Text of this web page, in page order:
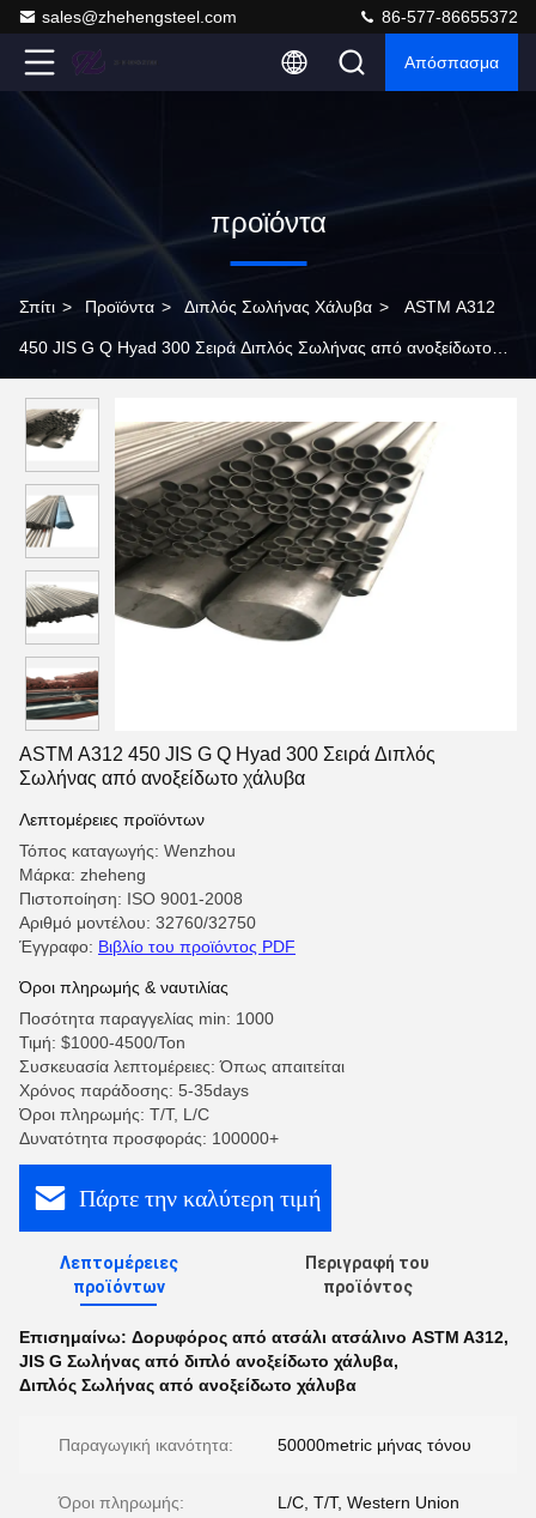
sales@zhehengsteel.com 86-577-86655372
Απόσπασμα
προϊόντα
Σπίτι > Προϊόντα > Διπλός Σωλήνας Χάλυβα > ASTM A312
450 JIS G Q Hyad 300 Σειρά Διπλός Σωλήνας από ανοξείδωτο
ASTM A312 450 JIS G Q Hyad 300 Σειρά Διπλός
Σωλήνας από ανοξείδωτο χάλυβα
Λεπτομέρειες προϊόντων
Τόπος καταγωγής: Wenzhou
Μάρκα: zheheng
Πιστοποίηση: ISO 9001-2008
Αριθμό μοντέλου: 32760/32750
Έγγραφο: Βιβλίο του προϊόντος PDF
Όροι πληρωμής & ναυτιλίας
Ποσότητα παραγγελίας min: 1000
Τιμή: $1000-4500/Ton
Συσκευασία λεπτομέρειες: Όπως απαιτείται
Χρόνος παράδοσης: 5-35days
Όροι πληρωμής: T/T, L/C
Δυνατότητα προσφοράς: 100000+
Πάρτε την καλύτερη τιμή
Λεπτομέρειες
προϊόντων
Περιγραφή του
προϊόντος
Επισημαίνω: Δορυφόρος από ατσάλι ατσάλινο ASTM A312,
JIS G Σωλήνας από διπλό ανοξείδωτο χάλυβα,
Διπλός Σωλήνας από ανοξείδωτο χάλυβα
Παραγωγική ικανότητα: 50000metric μήνας τόνου
Όροι πληρωμής: L/C, T/T, Western Union